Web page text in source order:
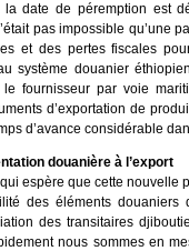
date de péremption est
pas impossible qu’une
et des pertes fiscales
système douanier
fournisseur par voie
d’exportation de
d’avance considérable
douanière à l’export
espère que cette nouvelle
des éléments
des transitaires
nous sommes en